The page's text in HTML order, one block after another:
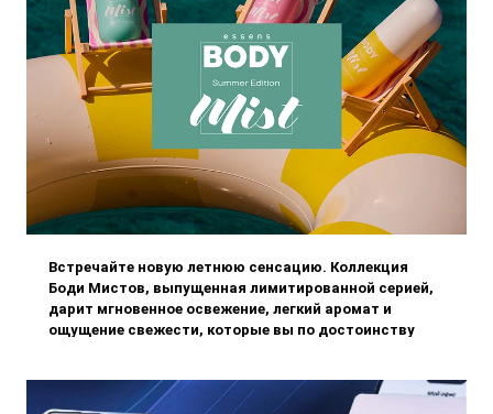
Встречайте новую летнюю сенсацию. Коллекция
Боди Мистов, выпущенная лимитированной серией,
дарит мгновенное освежение, легкий аромат и
ощущение свежести, которые вы по достоинству